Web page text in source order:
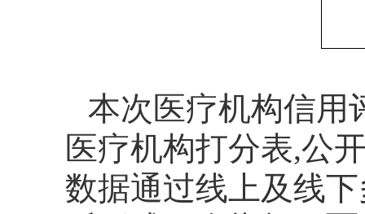
本次 医疗机构信用
医疗机构打分表,公
数据通过线上及线